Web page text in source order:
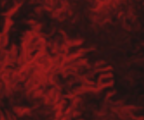
2026
i 10-lecie TERGON
(K/M)
TERGON